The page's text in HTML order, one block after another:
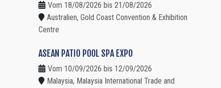
Vom 18/08/2026 bis 21/08/2026
Australien, Gold Coast Convention & Exhibition
Centre
ASEAN PATIO POOL SPA EXPO
Vom 10/09/2026 bis 12/09/2026
Malaysia, Malaysia International Trade and